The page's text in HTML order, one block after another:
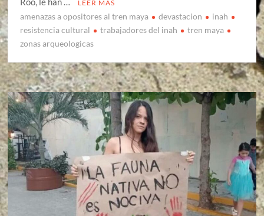
LEER MÁS
amenazas a opositores al tren maya devastacion
inah
resistencia cultural
trabajadores del inah
tren maya
zonas arqueologicas